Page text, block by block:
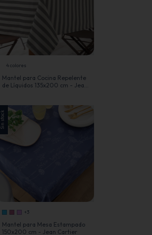
4 colores
Mantel para Cocina Repelente
de Líquidos 135x200 cm - Jean
Sin stock
+3
Mantel para Mesa Estampado
150x200 cm - Jean Cartier